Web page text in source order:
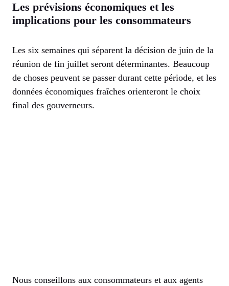
Les prévisions économiques et les
implications pour les consommateurs
Les six semaines qui séparent la décision de juin de la
réunion de fin juillet seront déterminantes. Beaucoup
de choses peuvent se passer durant cette période, et les
données économiques fraîches orienteront le choix
final des gouverneurs.
Nous conseillons aux consommateurs et aux agents